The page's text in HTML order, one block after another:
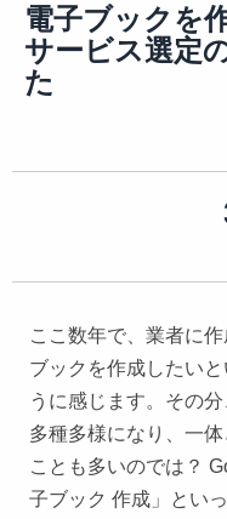
電子ブックを
サービス選定
た
ここ数年で、業者に
ブックを作成したい
うに感じます。その
多種多様になり、一
ことも多いのでは？
子ブック 作成」とい